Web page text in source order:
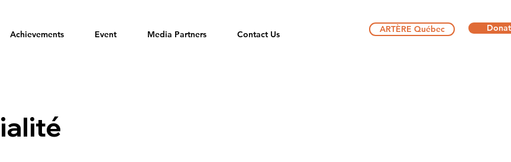
Achievements Event Media Partners Contact Us ARTÈRE Québec